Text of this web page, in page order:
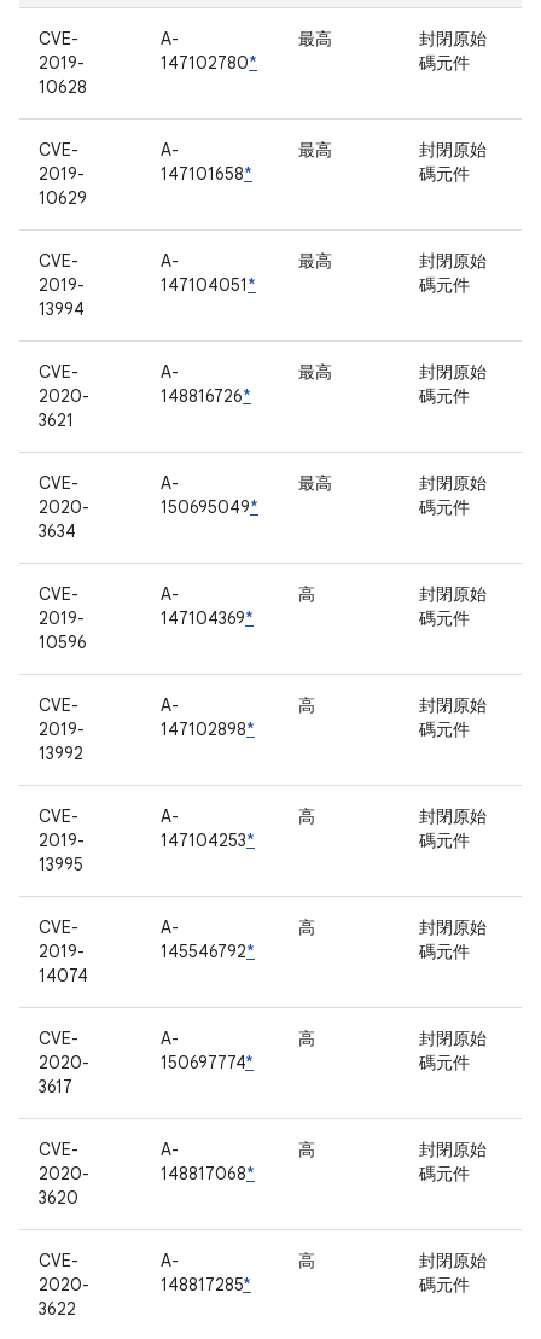
CVE-
2019-
10628
A-
147102780*
最高
封閉原始
碼元件
CVE-
2019-
10629
A-
147101658*
最高
封閉原始
碼元件
CVE-
2019-
13994
A-
147104051*
最高
封閉原始
碼元件
CVE-
2020-
3621
A-
148816726*
最高
封閉原始
碼元件
CVE-
2020-
3634
A-
150695049*
最高
封閉原始
碼元件
CVE-
2019-
10596
A-
147104369*
高
封閉原始
碼元件
CVE-
2019-
13992
A-
147102898*
高
封閉原始
碼元件
CVE-
2019-
13995
A-
147104253*
高
封閉原始
碼元件
CVE-
2019-
14074
A-
145546792*
高
封閉原始
碼元件
CVE-
2020-
3617
A-
150697774*
高
封閉原始
碼元件
CVE-
2020-
3620
A-
148817068*
高
封閉原始
碼元件
CVE-
2020-
3622
A-
148817285*
高
封閉原始
碼元件